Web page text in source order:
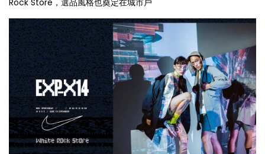
Rock Store，選品風格也奠定在城市戶